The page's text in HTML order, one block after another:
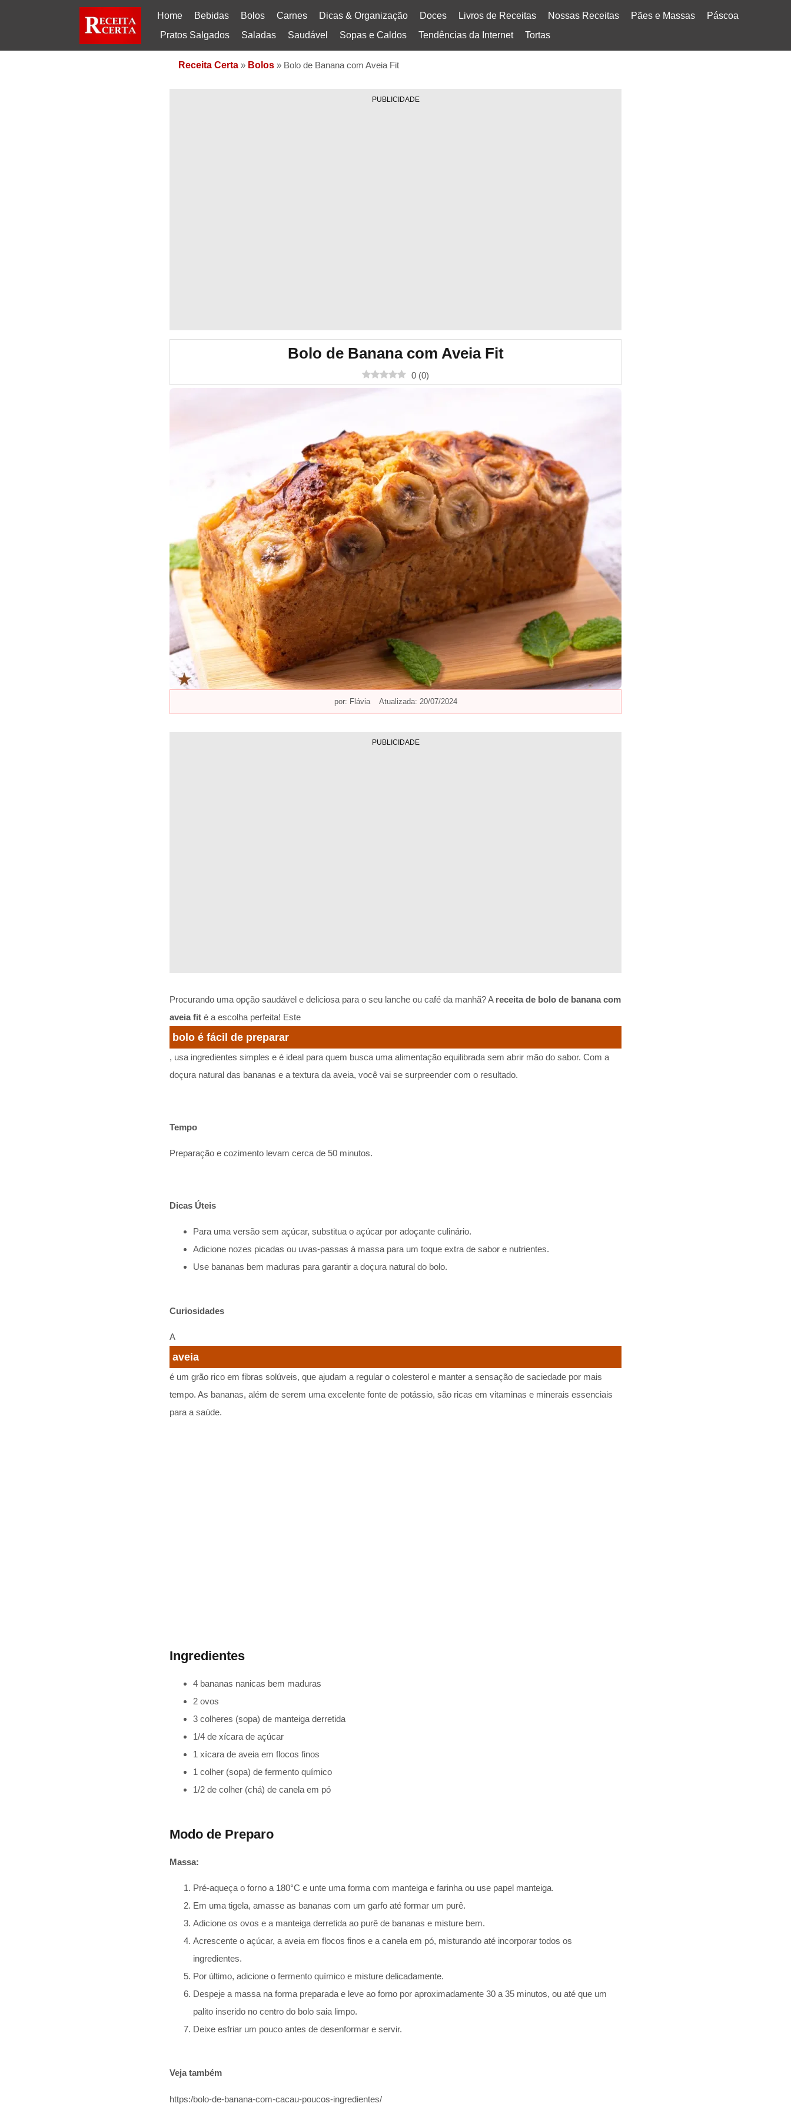
Home Bebidas Bolos Carnes Dicas & Organização Doces Livros de Receitas Nossas Receitas Pães e Massas
Páscoa
Pratos Salgados
Saladas Saudável Sopas e Caldos Tendências da Internet Tortas
Receita Certa » Bolos » Bolo de Banana com Aveia Fit
PUBLICIDADE
Bolo de Banana com Aveia Fit
0 (0)
por: Flávia Atualizada: 20/07/2024
PUBLICIDADE
Procurando uma opção saudável e deliciosa para o seu lanche ou café da manhã? A receita de bolo de banana com
aveia fit é a escolha perfeita! Este
bolo é fácil de preparar
, usa ingredientes simples e é ideal para quem busca uma alimentação equilibrada sem abrir mão do sabor. Com a
doçura natural das bananas e a textura da aveia, você vai se surpreender com o resultado.
Tempo
Preparação e cozimento levam cerca de 50 minutos.
Dicas Úteis
Para uma versão sem açúcar, substitua o açúcar por adoçante culinário.
Adicione nozes picadas ou uvas-passas à massa para um toque extra de sabor e nutrientes.
Use bananas bem maduras para garantir a doçura natural do bolo.
Curiosidades
A
aveia
é um grão rico em fibras solúveis, que ajudam a regular o colesterol e manter a sensação de saciedade por mais
tempo. As bananas, além de serem uma excelente fonte de potássio, são ricas em vitaminas e minerais essenciais
para a saúde.
Ingredientes
4 bananas nanicas bem maduras
2 ovos
3 colheres (sopa) de manteiga derretida
1/4 de xícara de açúcar
1 xícara de aveia em flocos finos
1 colher (sopa) de fermento químico
1/2 de colher (chá) de canela em pó
Modo de Preparo
Massa:
Pré-aqueça o forno a 180°C e unte uma forma com manteiga e farinha ou use papel manteiga.
Em uma tigela, amasse as bananas com um garfo até formar um purê.
Adicione os ovos e a manteiga derretida ao purê de bananas e misture bem.
Acrescente o açúcar, a aveia em flocos finos e a canela em pó, misturando até incorporar todos os
ingredientes.
Por último, adicione o fermento químico e misture delicadamente.
Despeje a massa na forma preparada e leve ao forno por aproximadamente 30 a 35 minutos, ou até que um
palito inserido no centro do bolo saia limpo.
Deixe esfriar um pouco antes de desenformar e servir.
Veja também
https:/bolo-de-banana-com-cacau-poucos-ingredientes/